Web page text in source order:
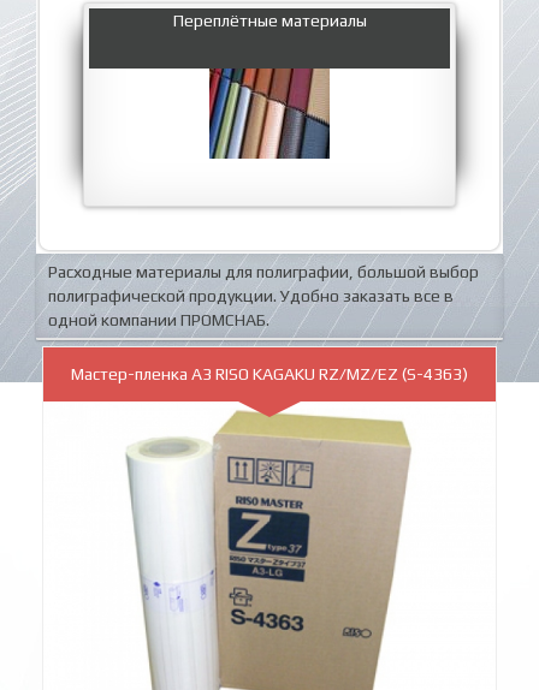
Переплётные материалы
Расходные материалы для полиграфии, большой выбор
полиграфической продукции. Удобно заказать все в
одной компании ПРОМСНАБ.
Мастер-пленка А3 RISO KAGAKU RZ/MZ/EZ (S-4363)